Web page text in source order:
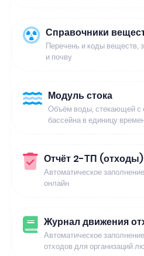
Справочники
Перечень и коды веществ,
и почву
Модуль стока
Объём воды, стекающей с
бассейна в единицу
Отчёт 2-ТП (отходы)
Автоматическое
онлайн
Журнал движения
Автоматическое
отходов для организаций